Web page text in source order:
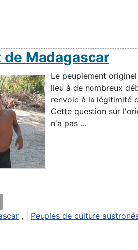
Madagascar
Le peuplement
lieu à de nombreux
renvoie à la légitimité
Cette question sur
n'a pas ...
, | Peuples de culture